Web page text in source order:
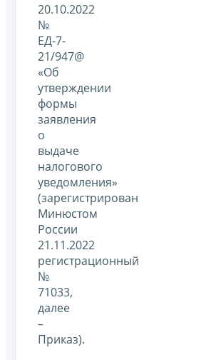
20.10.2022
№
ЕД-7-
21/947@
«Об
утверждении
формы
заявления
о
выдаче
налогового
уведомления»
(зарегистрирован
Минюстом
России
21.11.2022
регистрационный
№
71033,
далее
–
Приказ).